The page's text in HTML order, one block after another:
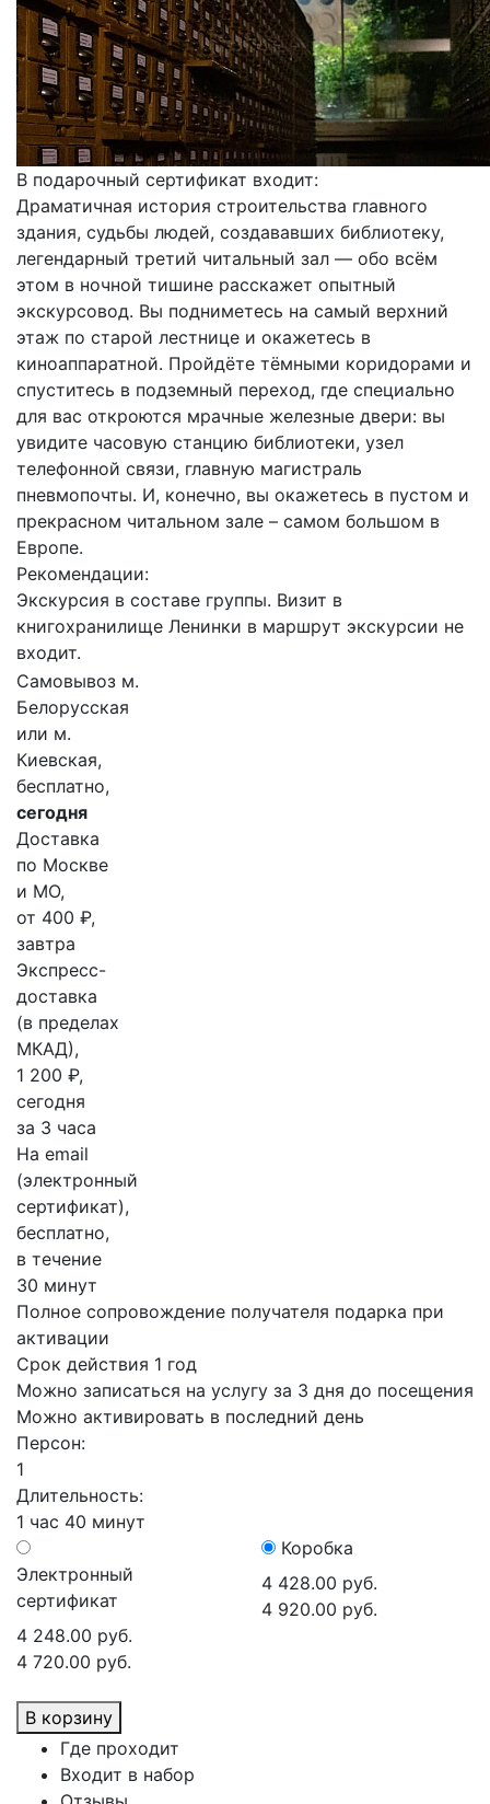
В подарочный сертификат входит:
Драматичная история строительства главного
здания, судьбы людей, создававших библиотеку,
легендарный третий читальный зал — обо всём
этом в ночной тишине расскажет опытный
экскурсовод. Вы подниметесь на самый верхний
этаж по старой лестнице и окажетесь в
киноаппаратной. Пройдёте тёмными коридорами и
спуститесь в подземный переход, где специально
для вас откроются мрачные железные двери: вы
увидите часовую станцию библиотеки, узел
телефонной связи, главную магистраль
пневмопочты. И, конечно, вы окажетесь в пустом и
прекрасном читальном зале – самом большом в
Европе.
Рекомендации:
Экскурсия в составе группы. Визит в
книгохранилище Ленинки в маршрут экскурсии не
входит.
Самовывоз м.
Белорусская
или м.
Киевская,
бесплатно,
сегодня
Доставка
по Москве
и МО,
от 400 ₽,
завтра
Экспресс-
доставка
(в пределах
МКАД),
1 200 ₽,
сегодня
за 3 часа
На email
(электронный
сертификат),
бесплатно,
в течение
30 минут
Полное сопровождение получателя подарка при
активации
Срок действия 1 год
Можно записаться на услугу за 3 дня до посещения
Можно активировать в последний день
Персон:
1
Длительность:
1 час 40 минут
Электронный
сертификат
4 248.00 руб.
4 720.00 руб.
Коробка
4 428.00 руб.
4 920.00 руб.
В корзину
Где проходит
Входит в набор